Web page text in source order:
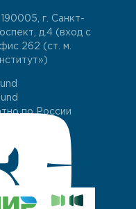
г. Санкт-
д.4 (вход с
262 (ст. м.
по России